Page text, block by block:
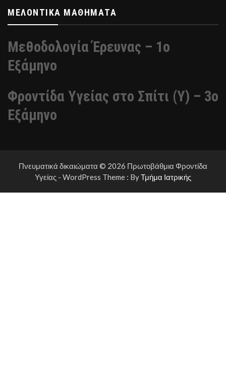
ΜΕΛΟΝΤΙΚΆ ΜΑΘΉΜΑΤΑ
Μεθοδολογία Έρευνας – 1ο
Εξάμηνο
Φροντίδα Υγείας στο Σπίτι (Υ) – 3ο
Εξάμηνο
Πνευματικά δικαιώματα © 2026 Πρωτοβάθμια Φροντίδα
Υγείας - WordPress Theme : ByΤμήμα Ιατρικής